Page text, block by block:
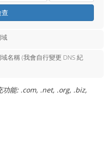
名稱 (我會自行變更 DNS 紀
功能: .com, .net, .org, .biz,